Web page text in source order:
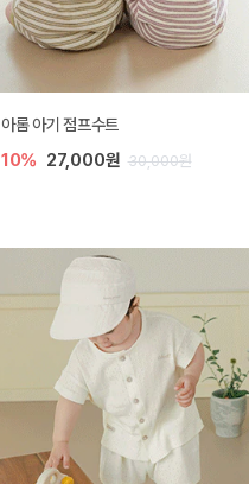
아롬 아기 점프수트
10% 27,000원 30,000원